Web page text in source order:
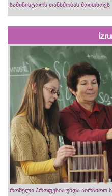
სამინისტროს თანხმობას მოითხოვს
რომელი პროფესია უნდა აირჩიოთ